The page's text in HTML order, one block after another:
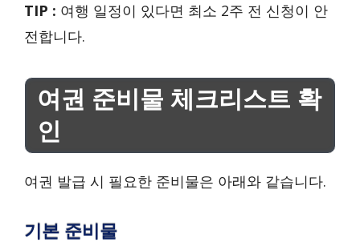
TIP : 여행 일정이 있다면 최소 2주 전 신청이 안
전합니다.
여권 준비물 체크리스트 확
인
여권 발급 시 필요한 준비물은 아래와 같습니다.
기본 준비물